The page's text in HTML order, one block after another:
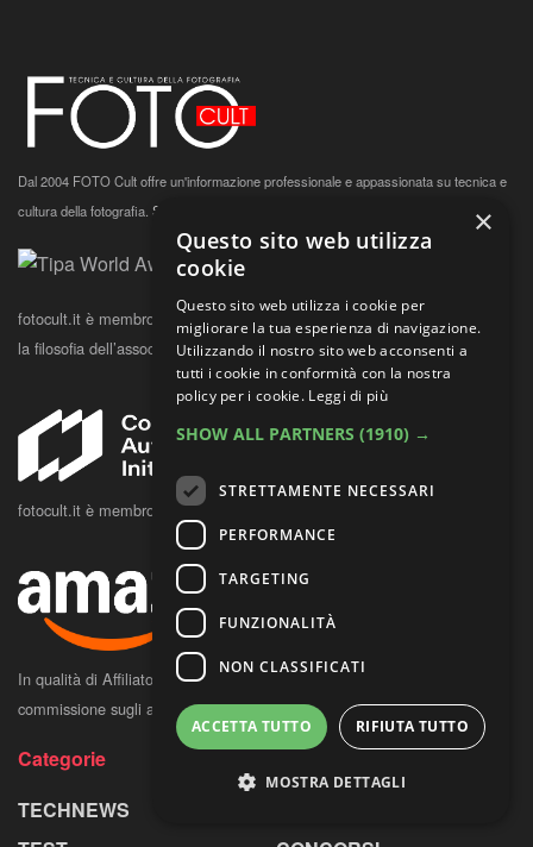
Dal 2004 FOTO Cult offre un'informazione professionale e appassionata su tecnica e
cultura della fotografia. Sostienici
fotocult.it è membro TIPA dal 2017.Clicca quiper conoscere la storia e
la filosofia dell’associazione.
fotocult.it è membro della Content Authenticity Initiative
In qualità di Affiliato Amazon, FOTO Cult potrebbe ricevere una
commissione sugli acquisti idonei.
Categorie
TECHNEWS
×
Questo sito web utilizza
cookie
Questo sito web utilizza i cookie per
migliorare la tua esperienza di navigazione.
Utilizzando il nostro sito web acconsenti a
tutti i cookie in conformità con la nostra
policy per i cookie. Leggi di più
SHOW ALL PARTNERS (1910) →
STRETTAMENTE NECESSARI
PERFORMANCE
TARGETING
FUNZIONALITÀ
NON CLASSIFICATI
ACCETTA TUTTO RIFIUTA TUTTO
MOSTRA DETTAGLI